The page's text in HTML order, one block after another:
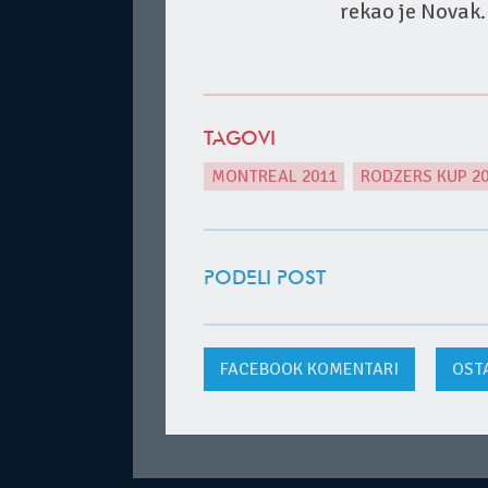
rekao je Novak.
TAGOVI
MONTREAL 2011 RODZERS KUP
PODELI POST
FACEBOOK KOMENTARI